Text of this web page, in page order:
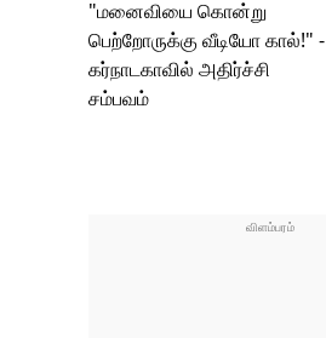
"மனைவியை கொன்று
பெற்றோருக்கு வீடியோ கால்!" -
கர்நாடகாவில் அதிர்ச்சி
சம்பவம்